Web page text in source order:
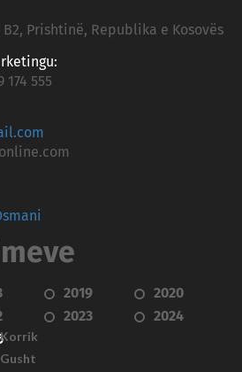
B2, Prishtinë, Republika e Kosovës
174 555
2019
2020
2023
2024
Korrik
Gusht